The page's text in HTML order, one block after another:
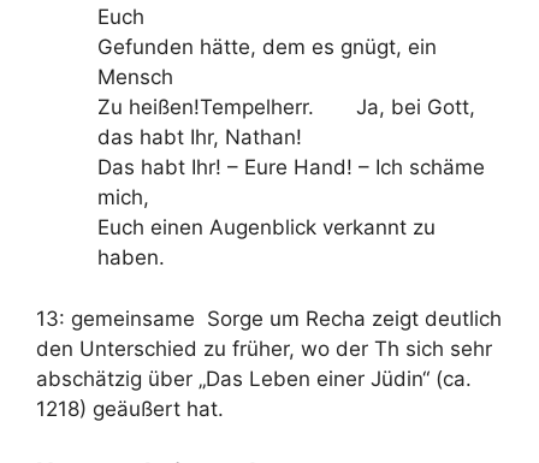
Euch
Gefunden hätte, dem es gnügt, ein
Mensch
Zu heißen!Tempelherr. Ja, bei Gott,
das habt Ihr, Nathan!
Das habt Ihr! – Eure Hand! – Ich schäme
mich,
Euch einen Augenblick verkannt zu
haben.
13: gemeinsame Sorge um Recha zeigt deutlich
den Unterschied zu früher, wo der Th sich sehr
abschätzig über „Das Leben einer Jüdin“ (ca.
1218) geäußert hat.